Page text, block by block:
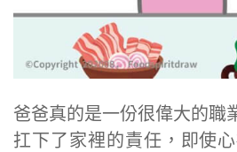
爸爸真的是一份很偉大的職
扛下了家裡的責任，即使